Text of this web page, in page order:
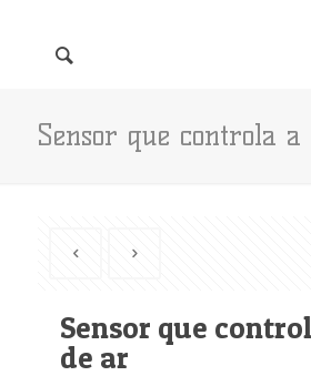
Sensor que controla
Sensor que
de ar